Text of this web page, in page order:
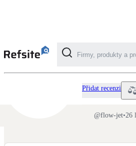
Fotovoltaika
Flow Jet
Přidat recenzi
@flow-jet•26